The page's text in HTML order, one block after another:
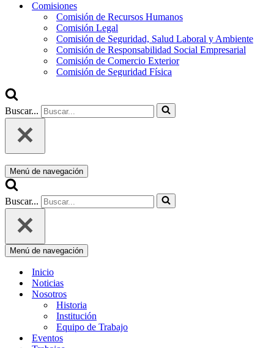
Comisiones
Comisión de Recursos Humanos
Comisión Legal
Comisión de Seguridad, Salud Laboral y Ambiente
Comisión de Responsabilidad Social Empresarial
Comisión de Comercio Exterior
Comisión de Seguridad Física
Buscar...
Menú de navegación
Buscar...
Menú de navegación
Inicio
Noticias
Nosotros
Historia
Institución
Equipo de Trabajo
Eventos